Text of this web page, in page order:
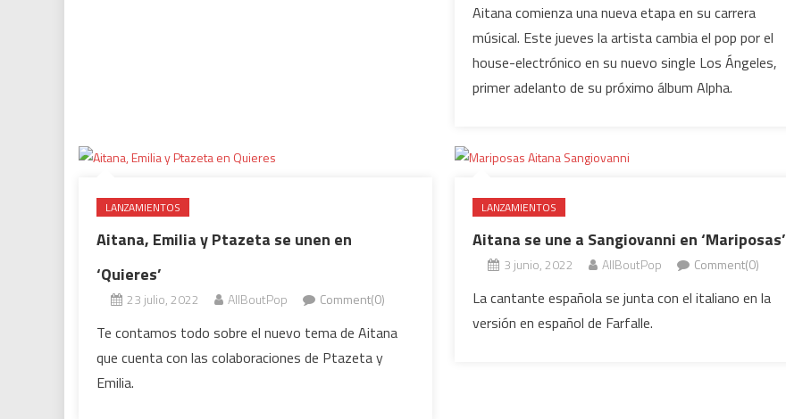
Aitana comienza una nueva etapa en su carrera
músical. Este jueves la artista cambia el pop por el
house-electrónico en su nuevo single Los Ángeles,
primer adelanto de su próximo álbum Alpha.
LANZAMIENTOS
Aitana, Emilia y Ptazeta se unen en
‘Quieres’
23 julio, 2022 AllBoutPop Comment(0)
Te contamos todo sobre el nuevo tema de Aitana
que cuenta con las colaboraciones de Ptazeta y
Emilia.
LANZAMIENTOS
Aitana se une a Sangiovanni en ‘Mariposas’
3 junio, 2022 AllBoutPop Comment(0)
La cantante española se junta con el italiano en la
versión en español de Farfalle.